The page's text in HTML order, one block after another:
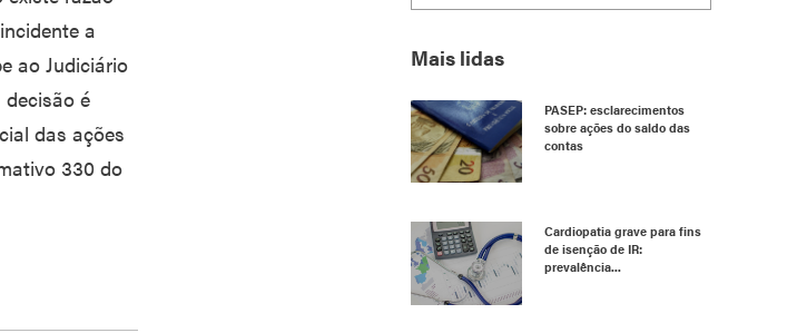
a
ao Judiciário
é
das ações
330 do
Mais lidas
PASEP: esclarecimentos
sobre ações do saldo das
contas
Cardiopatia grave para fins
de isenção de IR:
prevalência...